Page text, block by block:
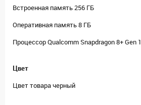
Встроенная память 256 ГБ
Оперативная память 8 ГБ
Процессор Qualcomm Snapdragon 8+ Gen 1
Цвет
Цвет товара черный